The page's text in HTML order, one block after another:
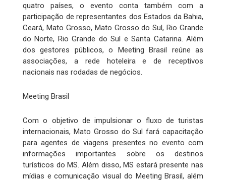
quatro países, o evento conta também com a
participação de representantes dos Estados da Bahia,
Ceará, Mato Grosso, Mato Grosso do Sul, Rio Grande
do Norte, Rio Grande do Sul e Santa Catarina. Além
dos gestores públicos, o Meeting Brasil reúne as
associações, a rede hoteleira e de receptivos
nacionais nas rodadas de negócios.
Meeting Brasil
Com o objetivo de impulsionar o fluxo de turistas
internacionais, Mato Grosso do Sul fará capacitação
para agentes de viagens presentes no evento com
informações importantes sobre os destinos
turísticos do MS. Além disso, MS estará presente nas
mídias e comunicação visual do Meeting Brasil, além